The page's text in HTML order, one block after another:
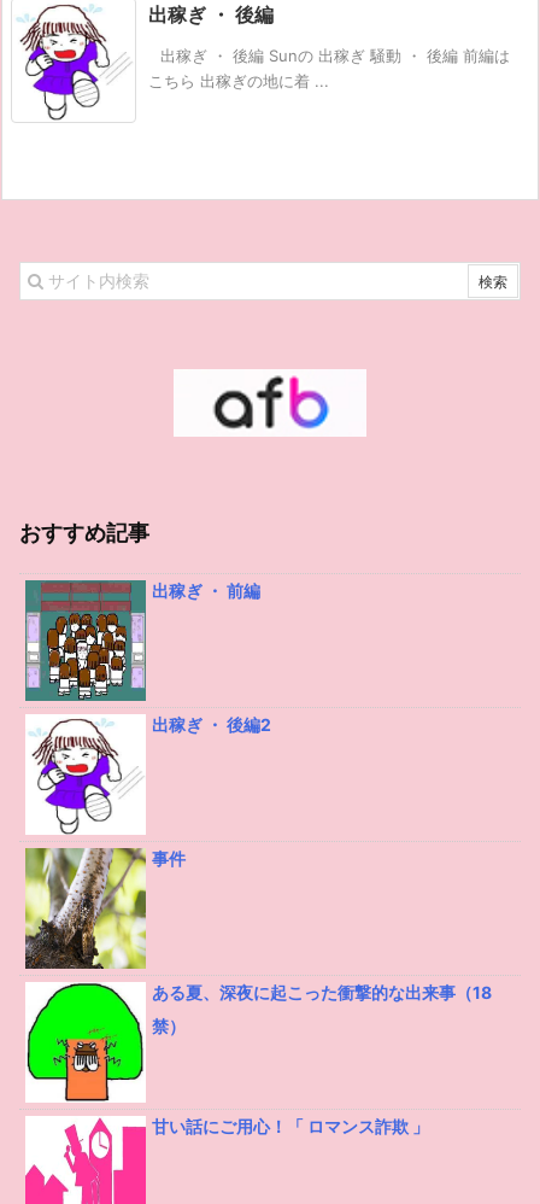
出稼ぎ ・ 後編
出稼ぎ ・ 後編 Sunの 出稼ぎ 騒動 ・ 後編 前編は
こちら 出稼ぎの地に着 ...
おすすめ記事
出稼ぎ ・ 前編
出稼ぎ ・ 後編2
事件
ある夏、深夜に起こった衝撃的な出来事（18
禁）
甘い話にご用心！「 ロマンス詐欺 」